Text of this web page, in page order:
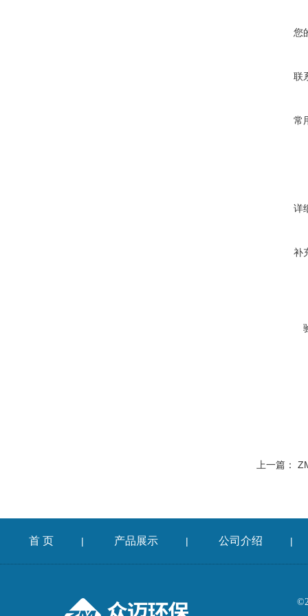
您
联
常
详
补
上一篇：
首 页 | 产品展示 | 公司介绍 |